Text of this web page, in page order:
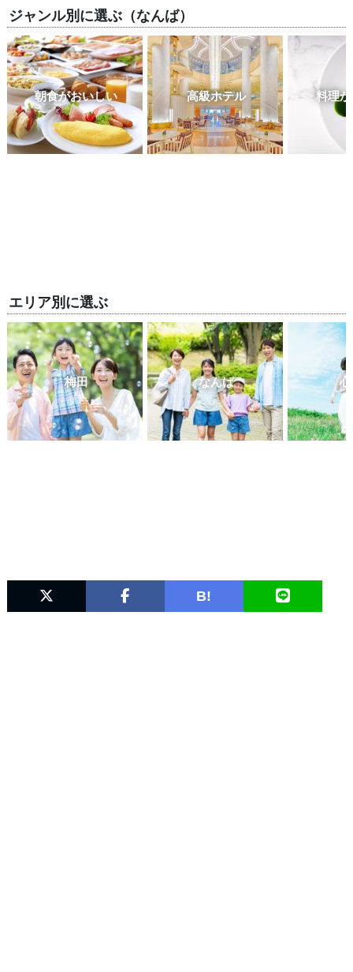
ジャンル別に選ぶ（なんば）
朝食がおいしい 高級ホテル 料理
エリア別に選ぶ
梅田 なんば
B!